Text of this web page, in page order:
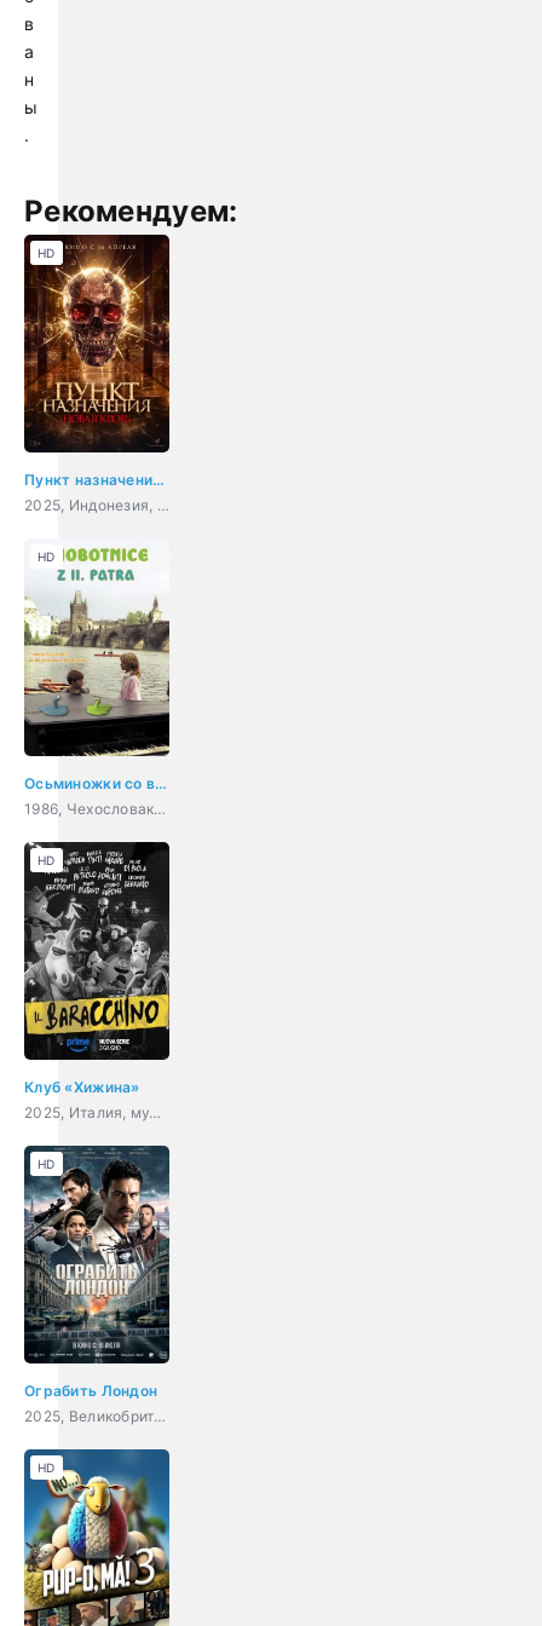
в
а
н
ы
.
Рекомендуем:
Пункт назначения. Новая кровь
2025, Индонезия, ужасы
HD
Осьминожки со второго этажа
1986, Чехословакия, Германия (ФРГ), фантастика, комедия, семейный
HD
Клуб «Хижина»
2025, Италия, мультфильм, комедия
HD
Ограбить Лондон
2025, Великобритания, боевик, триллер, криминал, детектив
HD
HD